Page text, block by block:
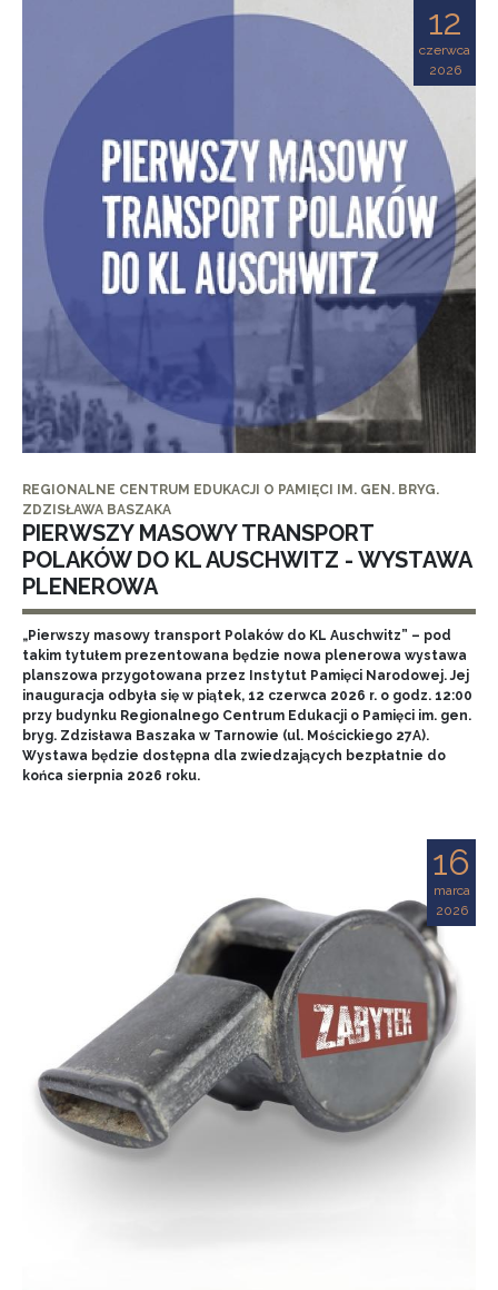
12
czerwca
2026
REGIONALNE CENTRUM EDUKACJI O PAMIĘCI IM. GEN. BRYG.
ZDZISŁAWA BASZAKA
PIERWSZY MASOWY TRANSPORT
POLAKÓW DO KL AUSCHWITZ - WYSTAWA
PLENEROWA
„Pierwszy masowy transport Polaków do KL Auschwitz” – pod
takim tytułem prezentowana będzie nowa plenerowa wystawa
planszowa przygotowana przez Instytut Pamięci Narodowej. Jej
inauguracja odbyła się w piątek, 12 czerwca 2026 r. o godz. 12:00
przy budynku Regionalnego Centrum Edukacji o Pamięci im. gen.
bryg. Zdzisława Baszaka w Tarnowie (ul. Mościckiego 27A).
Wystawa będzie dostępna dla zwiedzających bezpłatnie do
końca sierpnia 2026 roku.
16
marca
2026